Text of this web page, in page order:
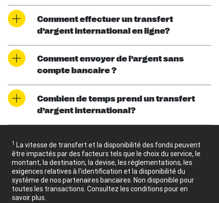
Comment effectuer un transfert
d’argent international en ligne?
Comment envoyer de l’argent sans
compte bancaire ?
Combien de temps prend un transfert
d’argent international?
1 La vitesse de transfert et la disponibilité des fonds peuvent
être impactés par des facteurs tels que le choix du service, le
montant, la destination, la devise, les réglementations, les
exigences relatives à l’identification et la disponibilité du
système de nos partenaires bancaires. Non disponible pour
toutes les transactions. Consultez les conditions pour en
savoir plus.